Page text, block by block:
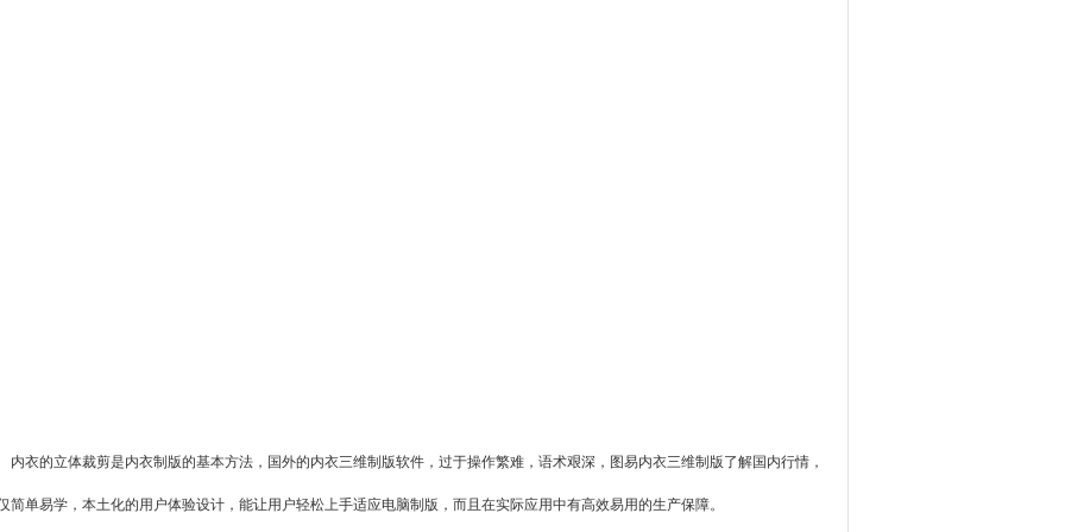
的立体裁剪是内衣制版的基本方法，国外的内衣三维制版软件，过于操作繁难，语术艰深，图易内衣三维制版了解国内行情，
简单易学，本土化的用户体验设计，能让用户轻松上手适应电脑制版，而且在实际应用中有高效易用的生产保障。